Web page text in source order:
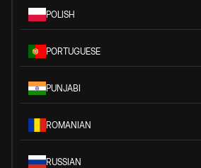
POLISH
PORTUGUESE
PUNJABI
ROMANIAN
RUSSIAN